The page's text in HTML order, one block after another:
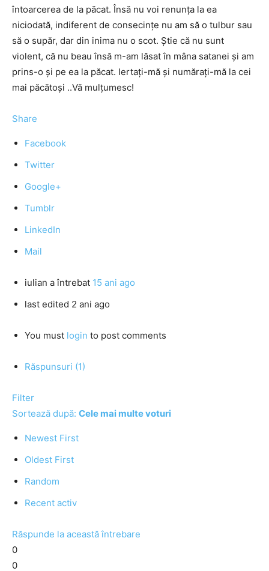
întoarcerea de la păcat. Însă nu voi renunța la ea
niciodată, indiferent de consecințe nu am să o tulbur sau
să o supăr, dar din inima nu o scot. Știe că nu sunt
violent, că nu beau însă m-am lăsat în mâna satanei și am
prins-o și pe ea la păcat. Iertați-mă și numărați-mă la cei
mai păcătoși ..Vă mulțumesc!
Share
Facebook
Twitter
Google+
Tumblr
LinkedIn
Mail
iulian a întrebat 15 ani ago
last edited 2 ani ago
You must login to post comments
Răspunsuri (1)
Filter
Sortează după: Cele mai multe voturi
Newest First
Oldest First
Random
Recent activ
Răspunde la această întrebare
0
0